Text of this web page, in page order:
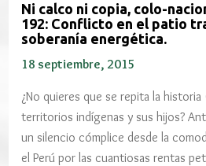
Ni calco ni copia, colo-
192: Conflicto en el patio
soberanía energética.
18 septiembre, 2015
¿No quieres que se repita la
territorios indígenas y sus hijos?
un silencio cómplice desde la
el Perú por las cuantiosas rentas